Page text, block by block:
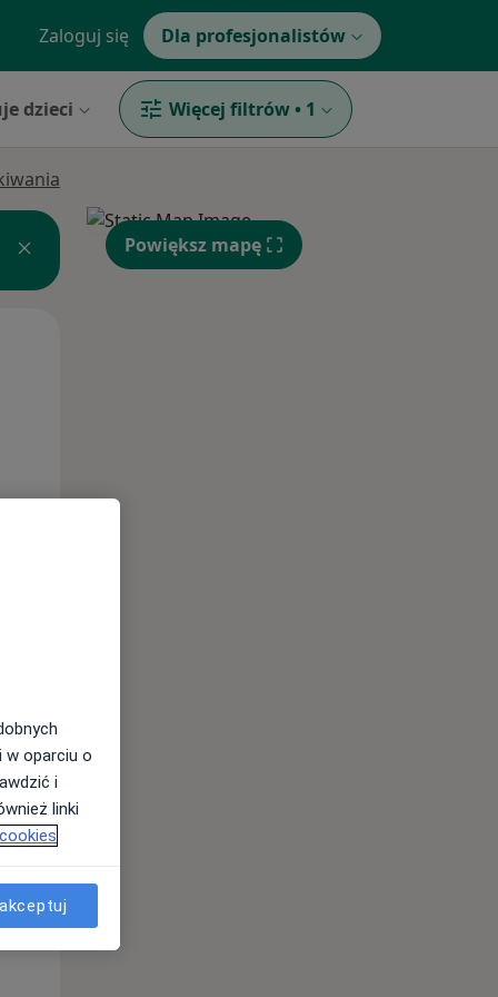
Zaloguj się Dla profesjonalistów
dzieci Więcej filtrów • 1
Śr,
12 Sie
Powiększ mapę
w oparciu o
i
linki